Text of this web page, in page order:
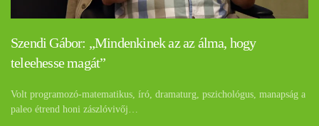
Szendi Gábor: „Mindenkinek az az álma, hogy
teleehesse magát”
Volt programozó-matematikus, író, dramaturg, pszichológus, manapság a
paleo étrend honi zászlóvivőj…